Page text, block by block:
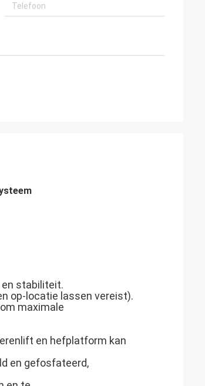
en stabiliteit.
op-locatie lassen vereist).
maximale
en hefplatform kan
en gefosfateerd,